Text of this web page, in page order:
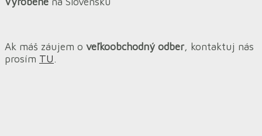
Ak máš záujem o veľkoobchodný odber, kontaktuj nás
prosím TU.